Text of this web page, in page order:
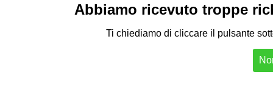
Abbiamo ricevuto troppe
Ti chiediamo di cliccare il pulsante